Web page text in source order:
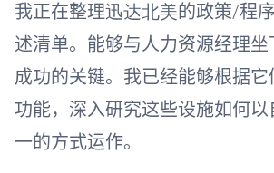
我正在整理迅达北美的政策/程
述清单。能够与人力资源经理
成功的关键。我已经能够根据它
功能，深入研究这些设施如何
一的方式运作。